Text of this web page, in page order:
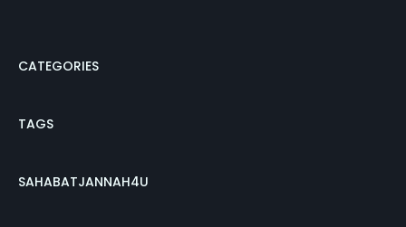
CATEGORIES
TAGS
SAHABATJANNAH4U